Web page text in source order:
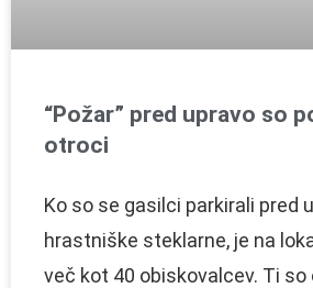
“Požar” pred upravo so
otroci
Ko so se gasilci parkirali pred
hrastniške steklarne, je na
več kot 40 obiskovalcev. Ti so